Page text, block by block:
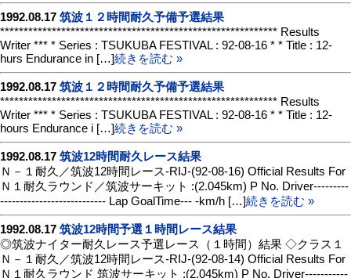
1992.08.17 筑波１２時間耐久予備予選結果
*********************************************************** Results
Writer *** * Series : TSUKUBA FESTIVAL : 92-08-16 * * Title : 12-
hurs Endurance in […]続きを読む »
1992.08.17 筑波１２時間耐久予備予選結果
*********************************************************** Results
Writer *** * Series : TSUKUBA FESTIVAL : 92-08-16 * * Title : 12-
hours Endurance i […]続きを読む »
1992.08.17 筑波12時間耐久レース結果
Ｎ－１耐久／筑波12時間レース-RIJ-(92-08-16) Official Results For
Ｎ１耐久ラウンド／筑波サーキット :(2.045km) P No. Driver---------
--------------------------- Lap GoalTime--- -km/h […]続きを読む »
1992.08.17 筑波12時間予選１時間レース結果
◎筑波ナイター耐久レース予選レース（１時間）結果 ◇クラス１
Ｎ－１耐久／筑波12時間レース-RIJ-(92-08-14) Official Results For
Ｎ１耐久ラウンド 筑波サーキット :(2.045km) P No. Driver-----------